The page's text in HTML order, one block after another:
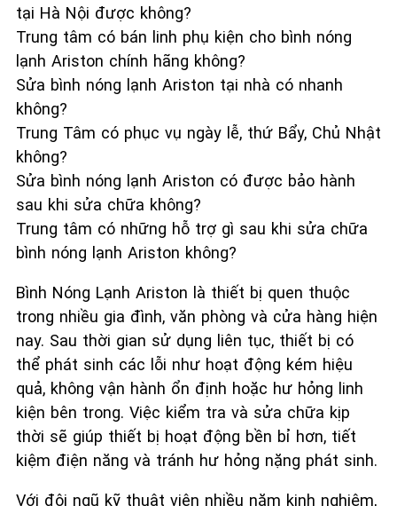
tại Hà Nội được không?
Trung tâm có bán linh phụ kiện cho bình nóng
lạnh Ariston chính hãng không?
Sửa bình nóng lạnh Ariston tại nhà có nhanh
không?
Trung Tâm có phục vụ ngày lễ, thứ Bẩy, Chủ Nhật
không?
Sửa bình nóng lạnh Ariston có được bảo hành
sau khi sửa chữa không?
Trung tâm có những hỗ trợ gì sau khi sửa chữa
bình nóng lạnh Ariston không?
Bình Nóng Lạnh Ariston là thiết bị quen thuộc
trong nhiều gia đình, văn phòng và cửa hàng hiện
nay. Sau thời gian sử dụng liên tục, thiết bị có
thể phát sinh các lỗi như hoạt động kém hiệu
quả, không vận hành ổn định hoặc hư hỏng linh
kiện bên trong. Việc kiểm tra và sửa chữa kịp
thời sẽ giúp thiết bị hoạt động bền bỉ hơn, tiết
kiệm điện năng và tránh hư hỏng nặng phát sinh.
Với đội ngũ kỹ thuật viên nhiều năm kinh nghiệm,